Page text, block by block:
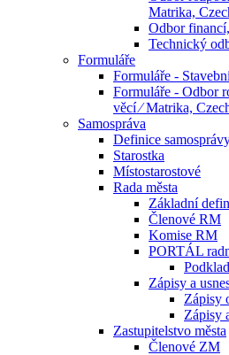
Matrika,
Odbor
Technický
Formuláře
Formuláře -
Formuláře - Odbor
věcí ⁄ Matrika,
Samospráva
Definice
Starostka
Místostarostové
Rada města
Základní
Členové RM
Komise RM
PORTÁL
Zápisy a
Zápisy
Zápisy
Zastupitelstvo města
Členové ZM